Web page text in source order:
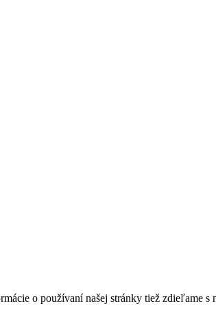
o používaní našej stránky tiež zdieľame